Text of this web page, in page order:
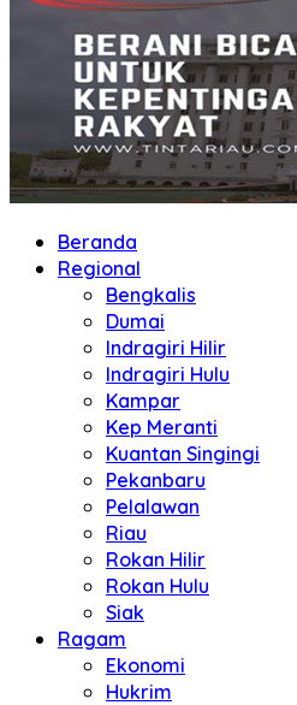
Beranda
Regional
Bengkalis
Dumai
Indragiri Hilir
Indragiri Hulu
Kampar
Kep Meranti
Kuantan Singingi
Pekanbaru
Pelalawan
Riau
Rokan Hilir
Rokan Hulu
Siak
Ragam
Ekonomi
Hukrim